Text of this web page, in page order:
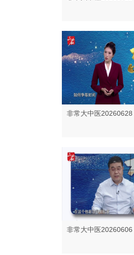
非常大中医20260628
非常大中医20260606